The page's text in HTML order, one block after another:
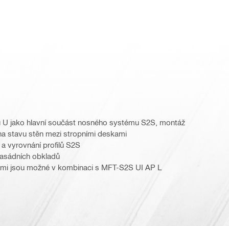
jako hlavní součást nosného systému S2S, montáž
stavu stěn mezi stropními deskami
vyrovnání profilů S2S
obkladů
jsou možné v kombinaci s MFT-S2S UI AP L